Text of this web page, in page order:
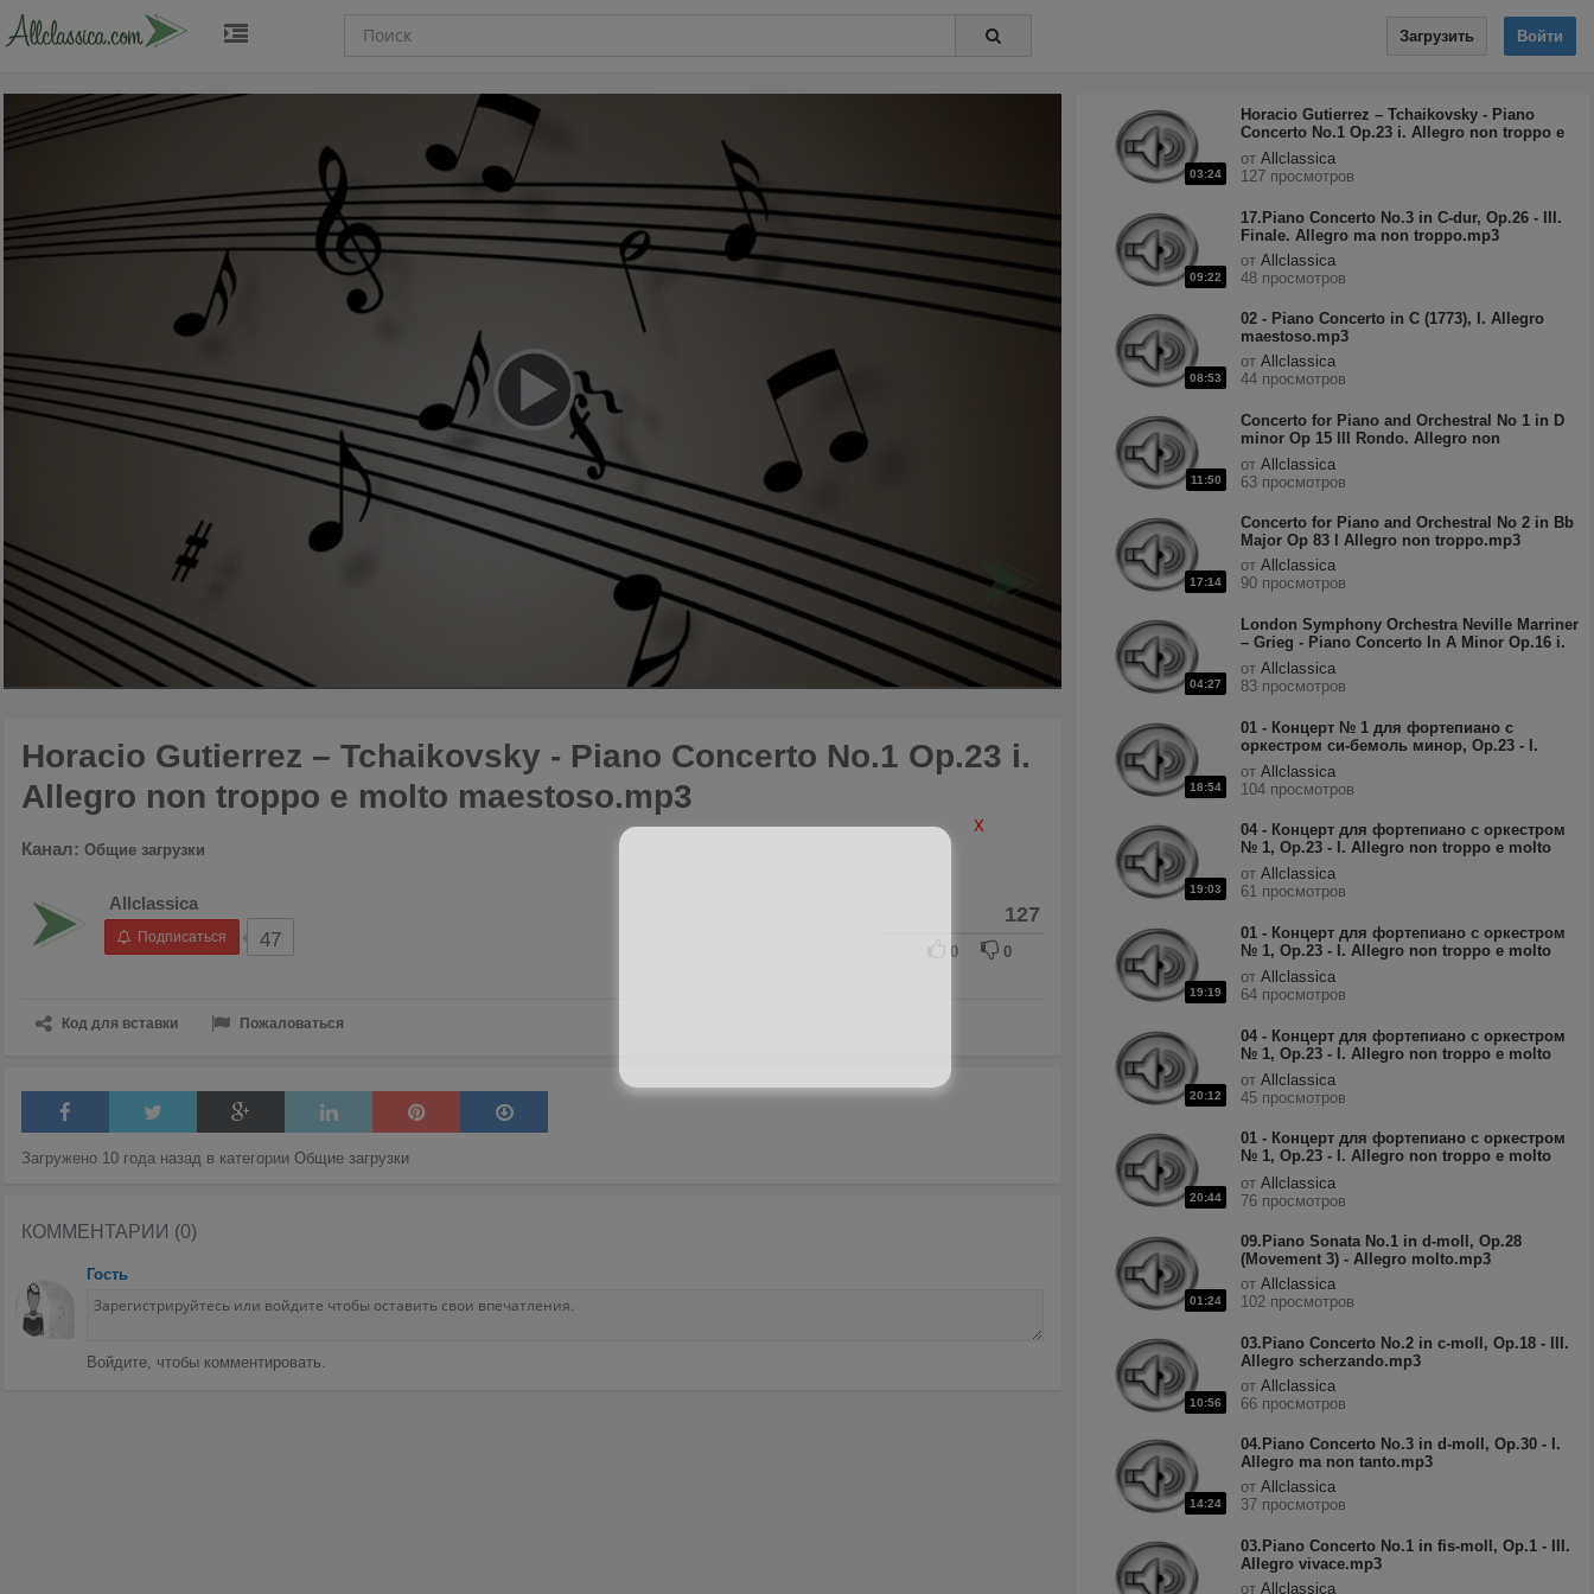
Загрузить Войти
03:24
Horacio Gutierrez – Tchaikovsky - Piano
Concerto No.1 Op.23 i. Allegro non troppo e
molto maestoso.mp3
отAllclassica
127 просмотров
09:22
17.Piano Concerto No.3 in C-dur, Op.26 - III.
Finale. Allegro ma non troppo.mp3
отAllclassica
48 просмотров
08:53
02 - Piano Concerto in C (1773), I. Allegro
maestoso.mp3
отAllclassica
44 просмотров
11:50
Concerto for Piano and Orchestral No 1 in D
minor Op 15 III Rondo. Allegro non
troppo.mp3
отAllclassica
63 просмотров
17:14
Concerto for Piano and Orchestral No 2 in Bb
Major Op 83 I Allegro non troppo.mp3
отAllclassica
90 просмотров
04:27
London Symphony Orchestra Neville Marriner
– Grieg - Piano Concerto In A Minor Op.16 i.
Allegro molto moderato.mp3
отAllclassica
83 просмотров
18:54
01 - Концерт № 1 для фортепиано с
оркестром си-бемоль минор, Op.23 - I.
Allegro non troppo e molto maestoso.mp3
отAllclassica
104 просмотров
19:03
04 - Концерт для фортепиано с оркестром
№ 1, Op.23 - I. Allegro non troppo e molto
maestoso.mp3
отAllclassica
61 просмотров
19:19
01 - Концерт для фортепиано с оркестром
№ 1, Op.23 - I. Allegro non troppo e molto
maestoso.mp3
отAllclassica
64 просмотров
20:12
04 - Концерт для фортепиано с оркестром
№ 1, Op.23 - I. Allegro non troppo e molto
maestoso.mp3
отAllclassica
45 просмотров
20:44
01 - Концерт для фортепиано с оркестром
№ 1, Op.23 - I. Allegro non troppo e molto
maestoso.mp3
отAllclassica
76 просмотров
01:24
09.Piano Sonata No.1 in d-moll, Op.28
(Movement 3) - Allegro molto.mp3
отAllclassica
102 просмотров
10:56
03.Piano Concerto No.2 in c-moll, Op.18 - III.
Allegro scherzando.mp3
отAllclassica
66 просмотров
14:24
04.Piano Concerto No.3 in d-moll, Op.30 - I.
Allegro ma non tanto.mp3
отAllclassica
37 просмотров
03.Piano Concerto No.1 in fis-moll, Op.1 - III.
Allegro vivace.mp3
отAllclassica
Horacio Gutierrez – Tchaikovsky - Piano Concerto No.1 Op.23 i.
Allegro non troppo e molto maestoso.mp3
Канал: Общие загрузки
Allclassica
Подписаться 47
127
0 0
Код для вставки Пожаловаться
Загружено 10 года назад в категорииОбщие загрузки
КОММЕНТАРИИ (0)
Гость
Войдите, чтобы комментировать.
X